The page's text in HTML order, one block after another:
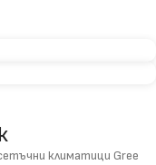
климатици Gree